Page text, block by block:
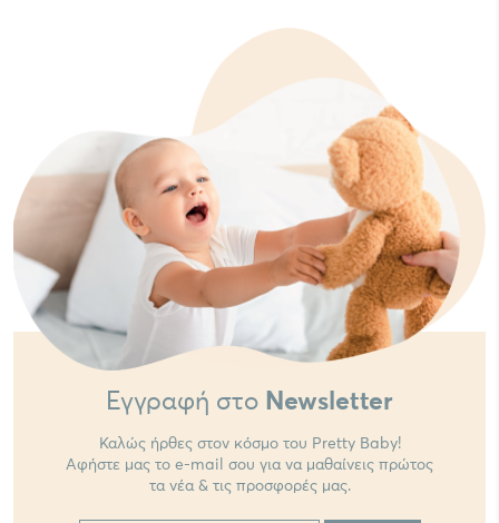
Εγγραφή στο Newsletter
Καλώς ήρθες στον κόσμο του Pretty Baby!
Αφήστε μας το e-mail σου για να μαθαίνεις πρώτος
τα νέα & τις προσφορές μας.